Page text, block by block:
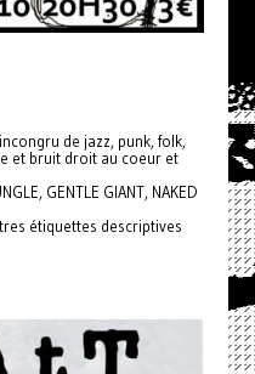
de jazz, punk, folk,
et bruit droit au coeur et
GENTLE GIANT, NAKED
étiquettes descriptives